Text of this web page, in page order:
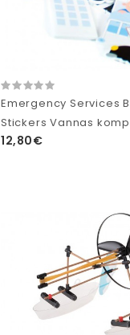
Emergency Services
Stickers Vannas
12,80€